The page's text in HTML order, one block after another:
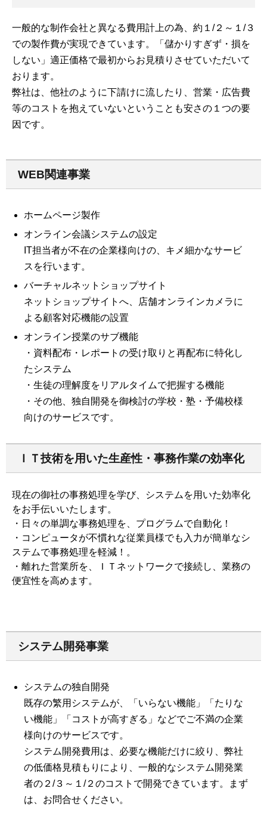
一般的な制作会社と異なる費用計上の為、約１/２～１/３
での製作費が実現できています。「儲かりすぎず・損を
しない」適正価格で最初からお見積りさせていただいて
おります。
弊社は、他社のように下請けに流したり、営業・広告費
等のコストを抱えていないということも安さの１つの要
因です。
WEB関連事業
ホームページ製作
オンライン会議システムの設定
IT担当者が不在の企業様向けの、キメ細かなサービ
スを行います。
バーチャルネットショップサイト
ネットショップサイトへ、店舗オンラインカメラに
よる顧客対応機能の設置
オンライン授業のサブ機能
・資料配布・レポートの受け取りと再配布に特化し
たシステム
・生徒の理解度をリアルタイムで把握する機能
・その他、独自開発を御検討の学校・塾・予備校様
向けのサービスです。
ＩＴ技術を用いた生産性・事務作業の効率化
現在の御社の事務処理を学び、システムを用いた効率化
をお手伝いいたします。
・日々の単調な事務処理を、プログラムで自動化！
・コンピュータが不慣れな従業員様でも入力が簡単なシ
ステムで事務処理を軽減！。
・離れた営業所を、ＩＴネットワークで接続し、業務の
便宜性を高めます。
システム開発事業
システムの独自開発
既存の繁用システムが、「いらない機能」「たりな
い機能」「コストが高すぎる」などでご不満の企業
様向けのサービスです。
システム開発費用は、必要な機能だけに絞り、弊社
の低価格見積もりにより、一般的なシステム開発業
者の２/３～１/２のコストで開発できています。まず
は、お問合せください。